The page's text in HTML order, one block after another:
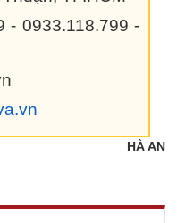
- 0933.118.799 -
HÀ AN